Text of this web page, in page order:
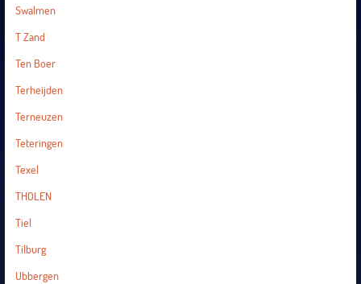
Swalmen
T Zand
Ten Boer
Terheijden
Terneuzen
Teteringen
Texel
THOLEN
Tiel
Tilburg
Ubbergen